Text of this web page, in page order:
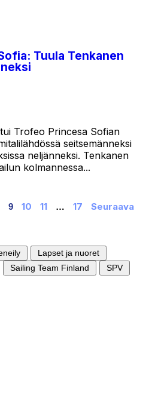
Tuula Tenkanen
Trofeo Princesa Sofian
seitsemänneksi
neljänneksi. Tenkanen
kolmannessa...
9 10 11 … 17 Seuraava
Lapset ja nuoret
Sailing Team Finland
SPV